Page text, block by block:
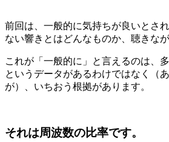
前回は、一般的に気持ちが良いとさ
ない響きとはどんなものか、聴きな
これが「一般的に」と言えるのは、
というデータがあるわけではなく（
が）、いちおう根拠があります。
それは周波数の比率です。